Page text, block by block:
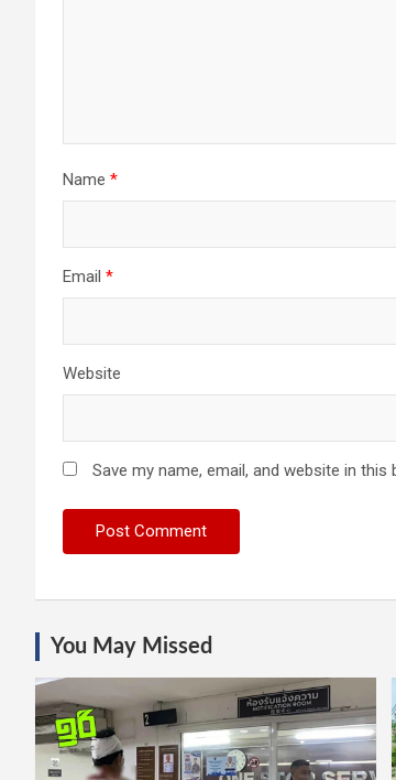
Name *
Email *
Website
Save my name, email, and website in
You May Missed